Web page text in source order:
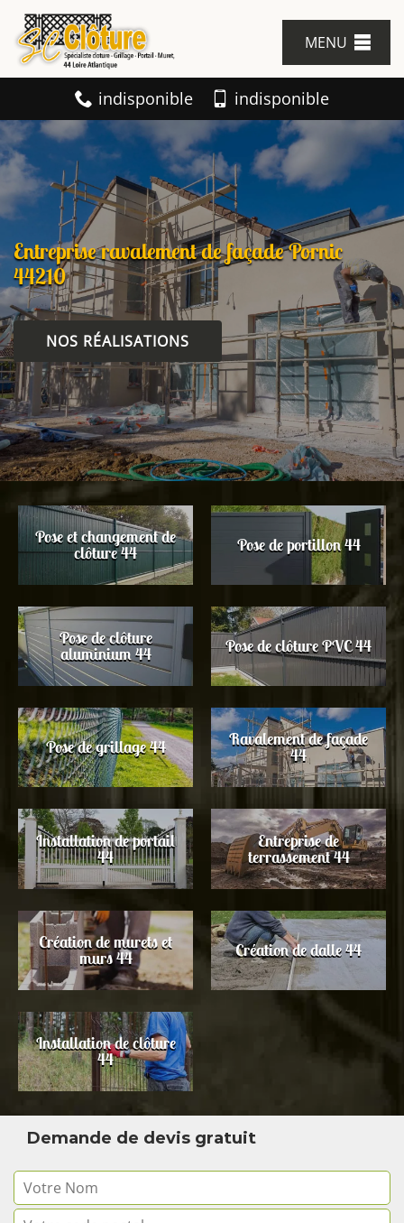
MENU
indisponible indisponible
Entreprise ravalement de façade Pornic
44210
NOS RÉALISATIONS
Pose et changement de
clôture 44 Pose de portillon 44
Pose de clôture
aluminium 44 Pose de clôture PVC 44
Pose de grillage 44 Ravalement de façade
44
Installation de portail
44
Entreprise de
terrassement 44
Création de murets et
murs 44 Création de dalle 44
Installation de clôture
44
Demande de devis gratuit